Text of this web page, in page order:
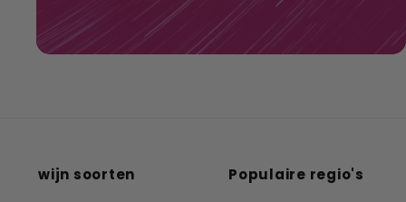
wijn soorten Populaire regio's